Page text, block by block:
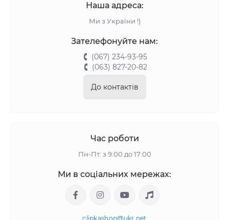
Наша адреса:
Ми з України !)
Зателефонуйте нам:
(067) 234-93-95
(063) 827-20-82
До контактів
Час роботи
Пн-Пт: з 9:00 до 17:00
Ми в соціальних мережах:
clipkashop@ukr.net